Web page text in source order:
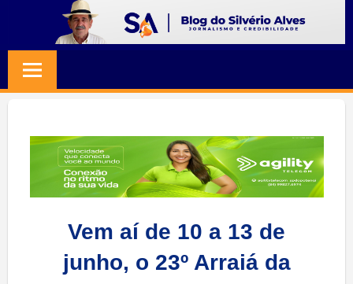
content
SILVERIO
ALVES
Jornalismo
Credibilidade
Vem aí de 10 a 13 de
junho, o 23º Arraiá da